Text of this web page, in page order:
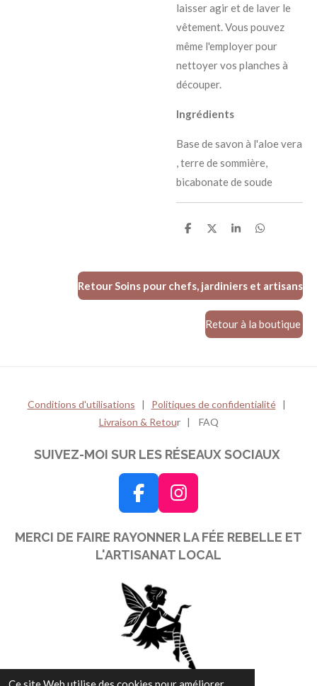
laisser agir et de laver le
vêtement. Vous pouvez
même l'employer pour
nettoyer vos planches à
découper.
Ingrédients
Base de savon à l'aloe vera
, terre de sommière,
bicabonate de soude
P
a
g
P
a
g
P
a
g
P
a
g
Retour Soins pour chefs, jardiniers et artisans
Retour à la boutique
Conditions d'utilisations | Politiques de confidentialité|
Livraison & Retour | FAQ
SUIVEZ-MOI SUR LES RÉSEAUX SOCIAUX
F
c
e
o
o
k
I
s
t
r
a
m
MERCI DE FAIRE RAYONNER LA FÉE REBELLE ET
L'ARTISANAT LOCAL